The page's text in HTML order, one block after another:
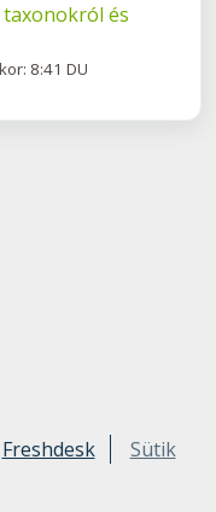
és
8:41 DU
Freshdesk
Sütik